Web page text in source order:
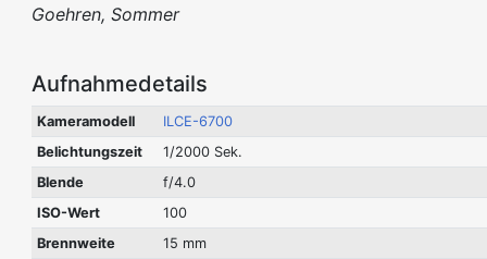
Goehren, Sommer
Aufnahmedetails
Kameramodell
ILCE-6700
Belichtungszeit
1/2000 Sek.
Blende
f/4.0
ISO-Wert
100
Brennweite
15 mm